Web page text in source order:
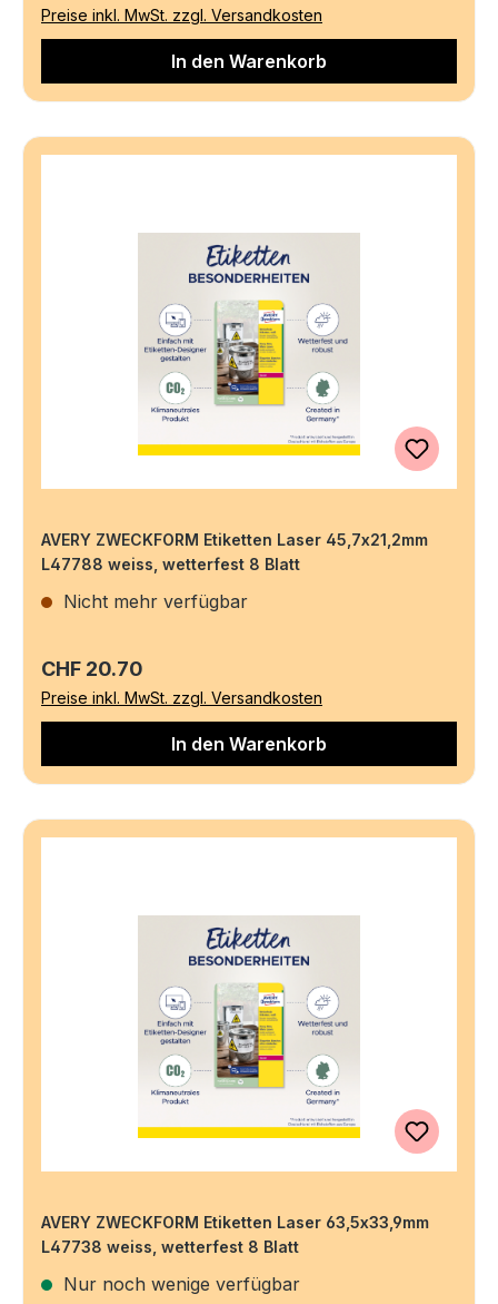
Preise inkl. MwSt. zzgl. Versandkosten
In den Warenkorb
AVERY ZWECKFORM Etiketten Laser 45,7x21,2mm
L47788 weiss, wetterfest 8 Blatt
Nicht mehr verfügbar
Regulärer Preis:
CHF 20.70
Preise inkl. MwSt. zzgl. Versandkosten
In den Warenkorb
AVERY ZWECKFORM Etiketten Laser 63,5x33,9mm
L47738 weiss, wetterfest 8 Blatt
Nur noch wenige verfügbar